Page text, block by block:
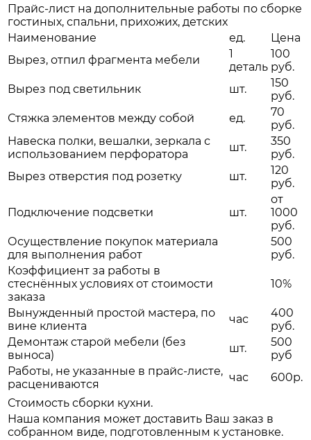
Прайс-лист на дополнительные работы по сборке
гостиных, спальни, прихожих, детских
Наименование
ед.
Цена
Вырез, отпил фрагмента мебели
1
деталь
100
руб.
Вырез под светильник
шт.
150
руб.
Стяжка элементов между собой
ед.
70
руб.
Навеска полки, вешалки, зеркала с
использованием перфоратора
шт.
350
руб.
Вырез отверстия под розетку
шт.
120
руб.
Подключение подсветки шт.
от
1000
руб.
Осуществление покупок материала
для выполнения работ
500
руб.
Коэффициент за работы в
стеснённых условиях от стоимости
заказа
10%
Вынужденный простой мастера, по
вине клиента
час
400
руб.
Демонтаж старой мебели (без
выноса)
шт.
500
руб
Работы, не указанные в прайс-листе,
расцениваются
час
600р.
Стоимость сборки кухни.
Наша компания может доставить Ваш заказ в
собранном виде, подготовленным к установке.